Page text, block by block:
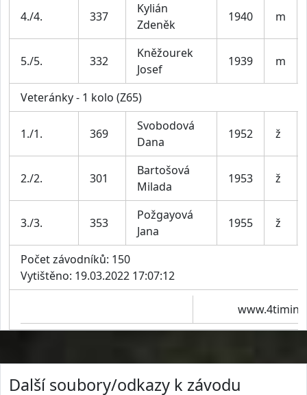
4./4. 337
Kylián
Zdeněk
1940 m
5./5. 332
Kněžourek
Josef
1939 m
Veteránky - 1 kolo (Z65)
1./1. 369
Svobodová
Dana
1952 ž
2./2. 301
Bartošová
Milada
1953 ž
3./3. 353
Požgayová
Jana
1955 ž
Počet závodníků: 150
Vytištěno: 19.03.2022 17:07:12
Další soubory/odkazy k závodu